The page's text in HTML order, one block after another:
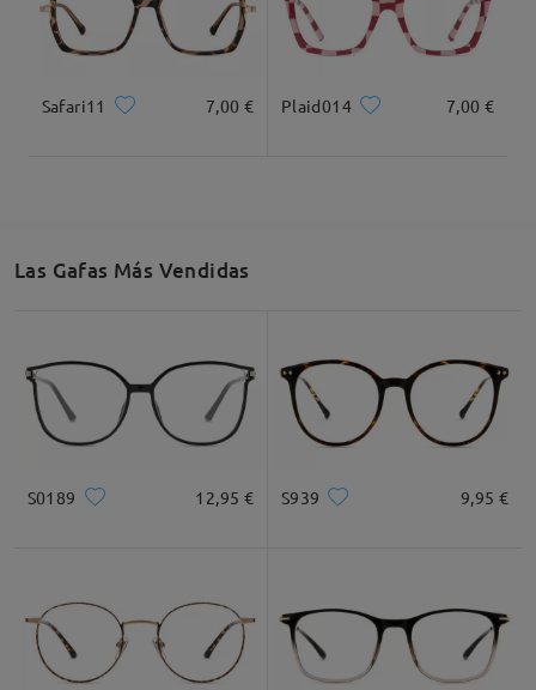
Ancho Total Longitud de Patillas
Recomendación de Rostro
* Solo Para Referencia
Safari11 7,00 € Plaid014 7,00 €
Las Gafas Más Vendidas
S0189 12,95 € S939 9,95 €